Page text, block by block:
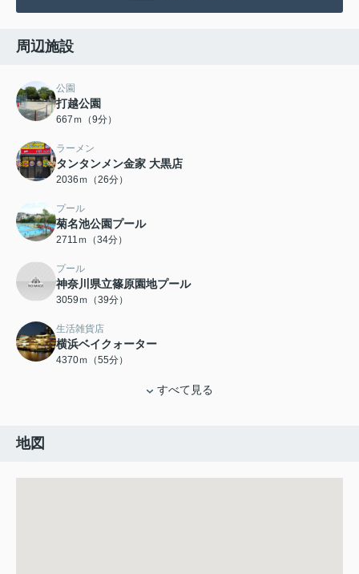
周辺施設
公園
打越公園
667ｍ（9分）
ラーメン
タンタンメン金家 大黒店
2036ｍ（26分）
プール
菊名池公園プール
2711ｍ（34分）
プール
神奈川県立篠原園地プール
3059ｍ（39分）
生活雑貨店
横浜ベイクォーター
4370ｍ（55分）
すべて見る
地図